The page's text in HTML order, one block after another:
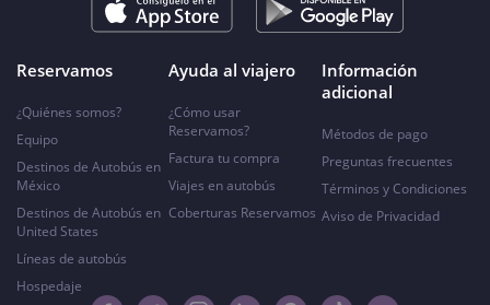
Reservamos
¿Quiénes somos?
Equipo
Destinos de Autobús en
México
Destinos de Autobús en
United States
Líneas de autobús
Hospedaje
Ayuda al viajero
¿Cómo usar
Reservamos?
Factura tu compra
Viajes en autobús
Coberturas Reservamos
Información
adicional
Métodos de pago
Preguntas frecuentes
Términos y Condiciones
Aviso de Privacidad